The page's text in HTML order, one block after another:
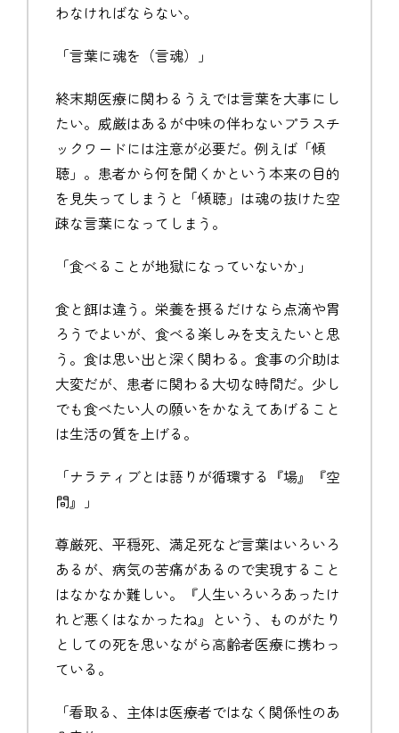
わなければならない。
「言葉に魂を（言魂）」
終末期医療に関わるうえでは言葉を大事にし
たい。威厳はあるが中味の伴わないプラスチ
ックワードには注意が必要だ。例えば「傾
聴」。患者から何を聞くかという本来の目的
を見失ってしまうと「傾聴」は魂の抜けた空
疎な言葉になってしまう。
「食べることが地獄になっていないか」
食と餌は違う。栄養を摂るだけなら点滴や胃
ろうでよいが、食べる楽しみを支えたいと思
う。食は思い出と深く関わる。食事の介助は
大変だが、患者に関わる大切な時間だ。少し
でも食べたい人の願いをかなえてあげること
は生活の質を上げる。
「ナラティブとは語りが循環する『場』『空
間』」
尊厳死、平穏死、満足死など言葉はいろいろ
あるが、病気の苦痛があるので実現すること
はなかなか難しい。『人生いろいろあったけ
れど悪くはなかったね』という、ものがたり
としての死を思いながら高齢者医療に携わっ
ている。
「看取る、主体は医療者ではなく関係性のあ